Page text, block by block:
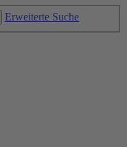
Erweiterte Suche